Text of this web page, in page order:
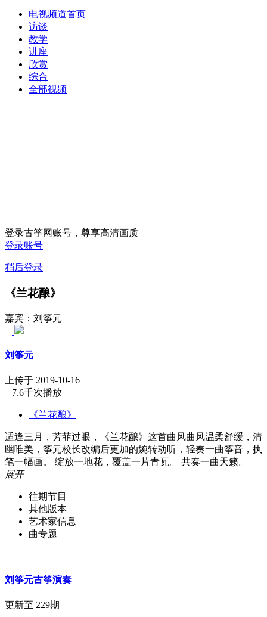
电视频道首页
访谈
教学
讲座
欣赏
综合
全部视频
登录古筝网账号，尊享高清画质
登录账号
稍后登录
《兰花酿》
嘉宾：刘筝元
刘筝元
上传于 2019-10-16
7.6千次播放
《兰花酿》
适逢三月，芳菲过眼，《兰花酿》这首曲风曲风温柔舒缓，清
幽唯美，筝元校长改编后更加的婉转动听，轻奏一曲筝音，执
笔一幅画。 绽放一地花，覆盖一片青瓦。 共奏一曲天籁。
展开
往期节目
其他版本
艺术家信息
曲专题
刘筝元古筝演奏
更新至 229期